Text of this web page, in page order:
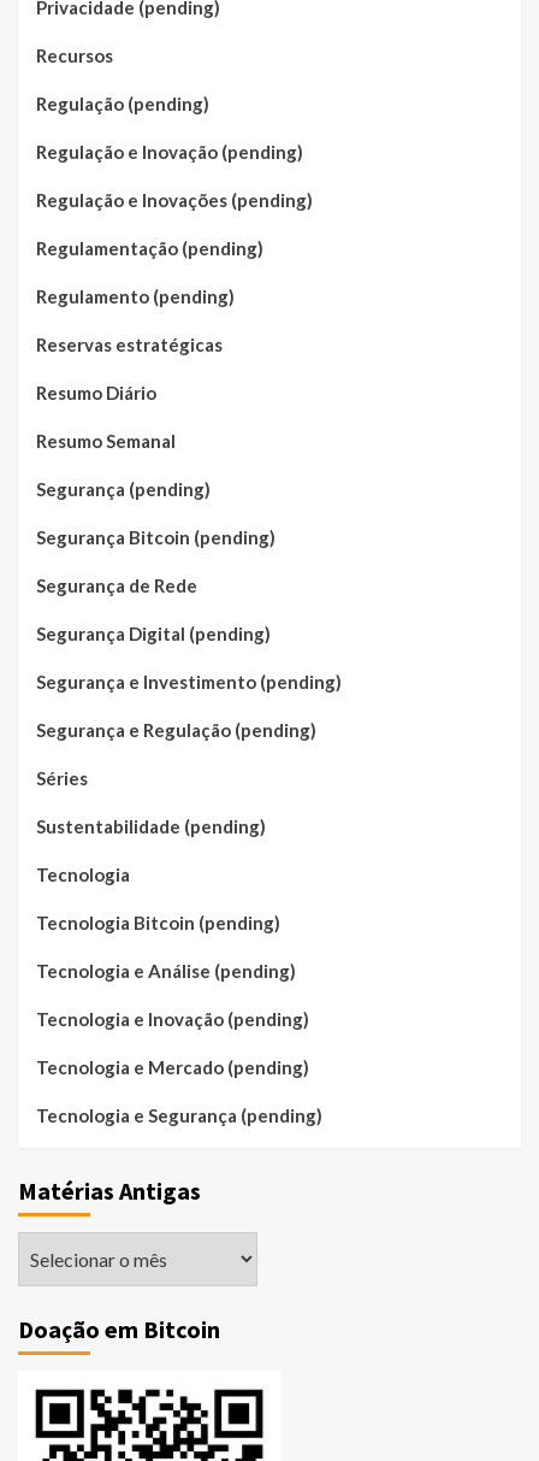
Privacidade (pending)
Recursos
Regulação (pending)
Regulação e Inovação (pending)
Regulação e Inovações (pending)
Regulamentação (pending)
Regulamento (pending)
Reservas estratégicas
Resumo Diário
Resumo Semanal
Segurança (pending)
Segurança Bitcoin (pending)
Segurança de Rede
Segurança Digital (pending)
Segurança e Investimento (pending)
Segurança e Regulação (pending)
Séries
Sustentabilidade (pending)
Tecnologia
Tecnologia Bitcoin (pending)
Tecnologia e Análise (pending)
Tecnologia e Inovação (pending)
Tecnologia e Mercado (pending)
Tecnologia e Segurança (pending)
Matérias Antigas
Doação em Bitcoin